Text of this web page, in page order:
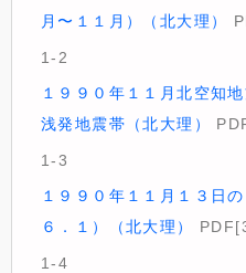
月〜１１月）（北大理）
1-2
１９９０年１１月北空知
浅発地震帯（北大理）
1-3
１９９０年１１月１３日
６．１）（北大理）
1-4